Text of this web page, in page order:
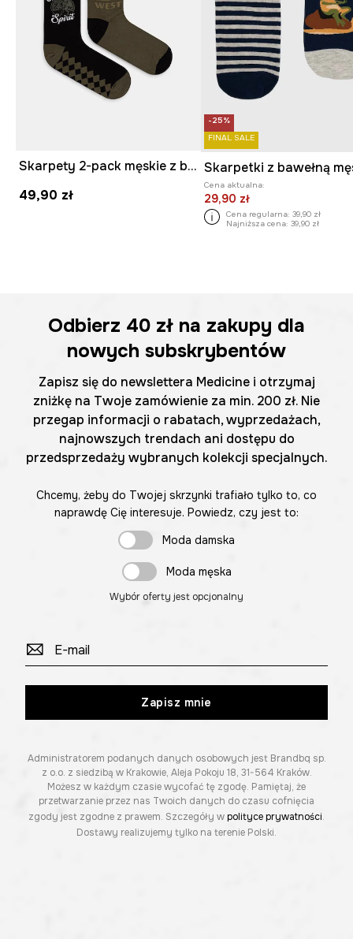
Skarpety 2-pack męskie z bawełną
49,90 zł
-25%
FINAL SALE
Cena aktualna:
29,90 zł
Cena regularna: 39,90 zł
Najniższa cena: 39,90 zł
Odbierz 40 zł na zakupy dla
nowych subskrybentów
Zapisz się do newslettera Medicine i otrzymaj
zniżkę na Twoje zamówienie za min. 200 zł. Nie
przegap informacji o rabatach, wyprzedażach,
najnowszych trendach ani dostępu do
przedsprzedaży wybranych kolekcji specjalnych.
Chcemy, żeby do Twojej skrzynki trafiało tylko to, co
naprawdę Cię interesuje. Powiedz, czy jest to:
Moda damska
Moda męska
Wybór oferty jest opcjonalny
Zapisz mnie
Administratorem podanych danych osobowych jest Brandbq sp.
z o.o. z siedzibą w Krakowie, Aleja Pokoju 18, 31-564 Kraków.
Możesz w każdym czasie wycofać tę zgodę. Pamiętaj, że
przetwarzanie przez nas Twoich danych do czasu cofnięcia
zgody jest zgodne z prawem. Szczegóły w polityce prywatności.
Dostawy realizujemy tylko na terenie Polski.